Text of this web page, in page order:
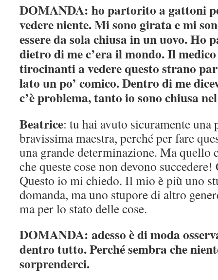
DOMANDA: ho partorito a gattoni
vedere niente. Mi sono girata e mi
essere da sola chiusa in un uovo. Ho
dietro di me c’era il mondo. Il
tirocinanti a vedere questo strano
lato un po’ comico. Dentro di me
c’è problema, tanto io sono chiusa
Beatrice: tu hai avuto sicuramente una
bravissima maestra, perché per fare
una grande determinazione. Ma quello
che queste cose non devono
Questo io mi chiedo. Il mio è più uno
domanda, ma uno stupore di altro
ma per lo stato delle cose.
DOMANDA: adesso è di moda
dentro tutto. Perché sembra che
sorprenderci.